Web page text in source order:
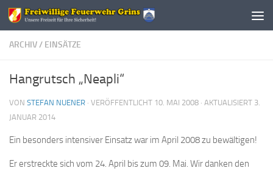
Zum Inhalt springen
ARCHIV/ EINSÄTZE
Hangrutsch „Neapli“
VON STEFAN NUENER · VERÖFFENTLICHT 10. MAI 2008 · AKTUALISIERT 3.
JANUAR 2014
Ein besonders intensiver Einsatz war im April 2008 zu bewältigen!
Er erstreckte sich vom 24. April bis zum 09. Mai. Wir danken den